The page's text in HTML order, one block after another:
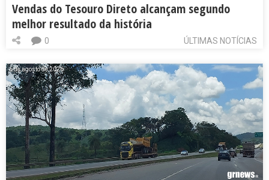
Vendas do Tesouro Direto alcançam segundo
melhor resultado da história
ÚLTIMAS NOTÍCIAS
0
6 de agosto de 2026